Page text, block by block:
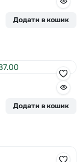
Додати в кошик
Додати в кошик